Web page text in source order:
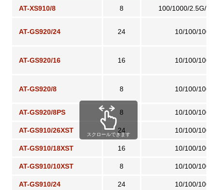
AT-XS910/8 8 100/1000/2.5G/
AT-GS920/24 24 10/100/
AT-GS920/16 16 10/100/
AT-GS920/8 8 10/100/
AT-GS920/8PS 8 10/100/
AT-GS910/26XST 24 10/100/
AT-GS910/18XST 16 10/100/
AT-GS910/10XST 8 10/100/
AT-GS910/24 24 10/100/
スクロールできます